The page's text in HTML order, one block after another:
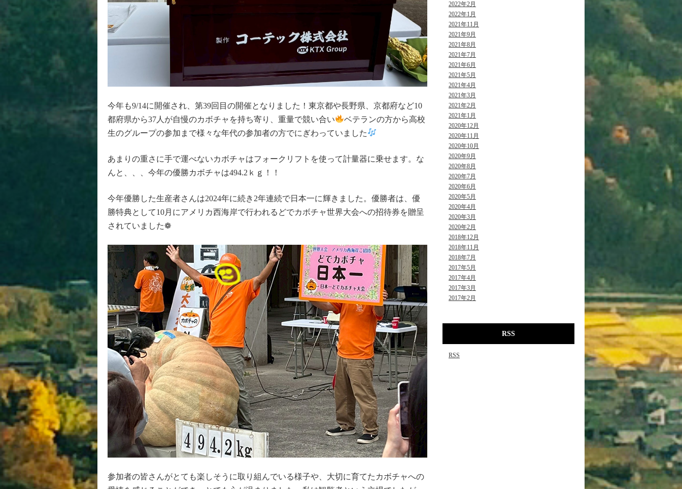
今年も9/14に開催され、第39回目の開催となりました！東京都や長野県、京都府など10
都府県から37人が自慢のカボチャを持ち寄り、重量で競い合い
ベテランの方から高校
生のグループの参加まで様々な年代の参加者の方でにぎわっていました
あまりの重さに手で運べないカボチャはフォークリフトを使って計量器に乗せます。な
んと、、、今年の優勝カボチャは494.2ｋｇ！！
今年優勝した生産者さんは2024年に続き2年連続で日本一に輝きました。優勝者は、優
勝特典として10月にアメリカ西海岸で行われるどでカボチャ世界大会への招待券を贈呈
されていました❁
参加者の皆さんがとても楽しそうに取り組んでいる様子や、大切に育てたカボチャへの
2022年2月
2022年1月
2021年11月
2021年9月
2021年8月
2021年7月
2021年6月
2021年5月
2021年4月
2021年3月
2021年2月
2021年1月
2020年12月
2020年11月
2020年10月
2020年9月
2020年8月
2020年7月
2020年6月
2020年5月
2020年4月
2020年3月
2020年2月
2018年12月
2018年11月
2018年7月
2017年5月
2017年4月
2017年3月
2017年2月
RSS
RSS